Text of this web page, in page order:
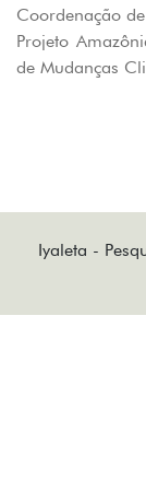
Coordenação
Projeto
de Mudanças
Iyaleta -